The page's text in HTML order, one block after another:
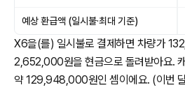
예상 환급액 (일시불·최대 기준)
X6을(를) 일시불로 결제하면 차량가
2,652,000원을 현금으로 돌려받아요.
약 129,948,000원인 셈이에요. (이번